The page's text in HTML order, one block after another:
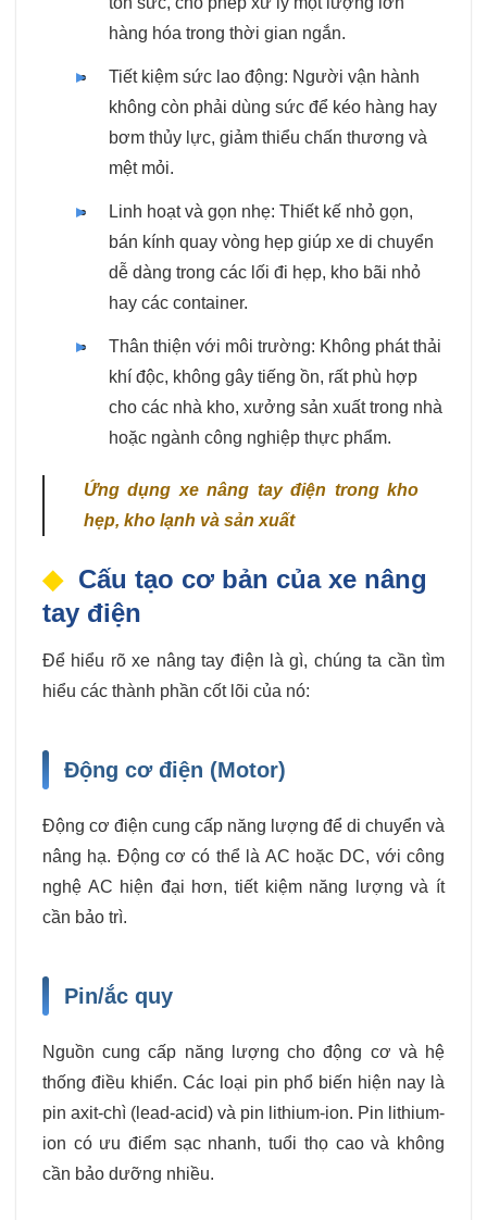
hàng hóa trong thời gian ngắn.
Tiết kiệm sức lao động: Người vận hành
không còn phải dùng sức để kéo hàng hay
bơm thủy lực, giảm thiểu chấn thương và
mệt mỏi.
Linh hoạt và gọn nhẹ: Thiết kế nhỏ gọn,
bán kính quay vòng hẹp giúp xe di chuyển
dễ dàng trong các lối đi hẹp, kho bãi nhỏ
hay các container.
Thân thiện với môi trường: Không phát thải
khí độc, không gây tiếng ồn, rất phù hợp
cho các nhà kho, xưởng sản xuất trong nhà
hoặc ngành công nghiệp thực phẩm.
Ứng dụng xe nâng tay điện trong kho
hẹp, kho lạnh và sản xuất
Cấu tạo cơ bản của xe nâng
tay điện
Để hiểu rõ xe nâng tay điện là gì, chúng ta cần tìm
hiểu các thành phần cốt lõi của nó:
Động cơ điện (Motor)
Động cơ điện cung cấp năng lượng để di chuyển và
nâng hạ. Động cơ có thể là AC hoặc DC, với công
nghệ AC hiện đại hơn, tiết kiệm năng lượng và ít
cần bảo trì.
Pin/ắc quy
Nguồn cung cấp năng lượng cho động cơ và hệ
thống điều khiển. Các loại pin phổ biến hiện nay là
pin axit-chì (lead-acid) và pin lithium-ion. Pin lithium-
ion có ưu điểm sạc nhanh, tuổi thọ cao và không
cần bảo dưỡng nhiều.